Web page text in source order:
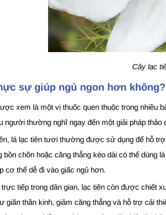
Cây lạc
sự giúp ngủ ngon hơn không?
xem là một vị thuốc quen thuộc trong nhiều
người thường nghĩ ngay đến một giải pháp thảo
lá lạc tiên tươi thường được sử dụng để hỗ
bồn chồn hoặc căng thẳng kéo dài có thể
cơ thể dễ đi vào giấc ngủ hơn.
tiếp trong dân gian, lạc tiên còn được chiết
giãn thần kinh, giảm căng thẳng và hỗ trợ cải